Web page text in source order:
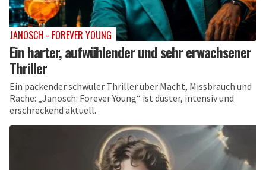
JANOSCH - FOREVER YOUNG
Ein harter, aufwühlender und sehr erwachsener
Thriller
Ein packender schwuler Thriller über Macht, Missbrauch und
Rache: „Janosch: Forever Young“ ist düster, intensiv und
erschreckend aktuell.